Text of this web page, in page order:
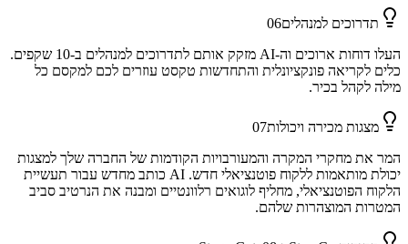
תדרוכים למנהלים06
העלו דוחות ארוכים וה-AI מזקק אותם לתדרוכים למנהלים ב-10 שקפים.
כלים לקריאה פונקציונלית והתחדשות טקסט עוזרים לכם למקסם כל
מילה לקהל בכיר.
מצגות מכירה ויכולות07
המר את מחקרי המקרה והמעורבויות הקודמות של החברה שלך למצגות
יכולת מותאמות ללקוח פוטנציאלי חדש. AI כותב מחדש עבור תעשיית
הלקוח הפוטנציאלי, מחליף לוגואים רלוונטיים ומבנה את הנרטיב סביב
המטרות המוצהרות שלהם.